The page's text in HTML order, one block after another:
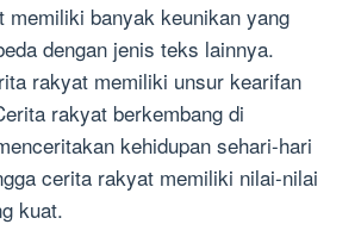
memiliki banyak keunikan yang
dengan jenis teks lainnya.
rakyat memiliki unsur kearifan
rakyat berkembang di
kehidupan sehari-hari
cerita rakyat memiliki nilai-nilai
kuat.